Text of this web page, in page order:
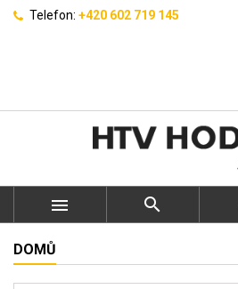
Telefon: +420 602 719 145
 
DOMŮ